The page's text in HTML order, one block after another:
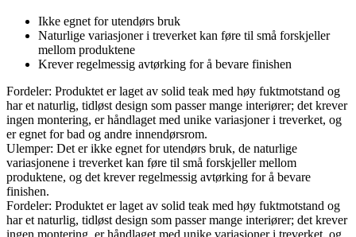
Ikke egnet for utendørs bruk
Naturlige variasjoner i treverket kan føre til små forskjeller
mellom produktene
Krever regelmessig avtørking for å bevare finishen
Fordeler: Produktet er laget av solid teak med høy fuktmotstand og
har et naturlig, tidløst design som passer mange interiører; det krever
ingen montering, er håndlaget med unike variasjoner i treverket, og
er egnet for bad og andre innendørsrom.
Ulemper: Det er ikke egnet for utendørs bruk, de naturlige
variasjonene i treverket kan føre til små forskjeller mellom
produktene, og det krever regelmessig avtørking for å bevare
finishen.
Fordeler: Produktet er laget av solid teak med høy fuktmotstand og
har et naturlig, tidløst design som passer mange interiører; det krever
ingen montering, er håndlaget med unike variasjoner i treverket, og